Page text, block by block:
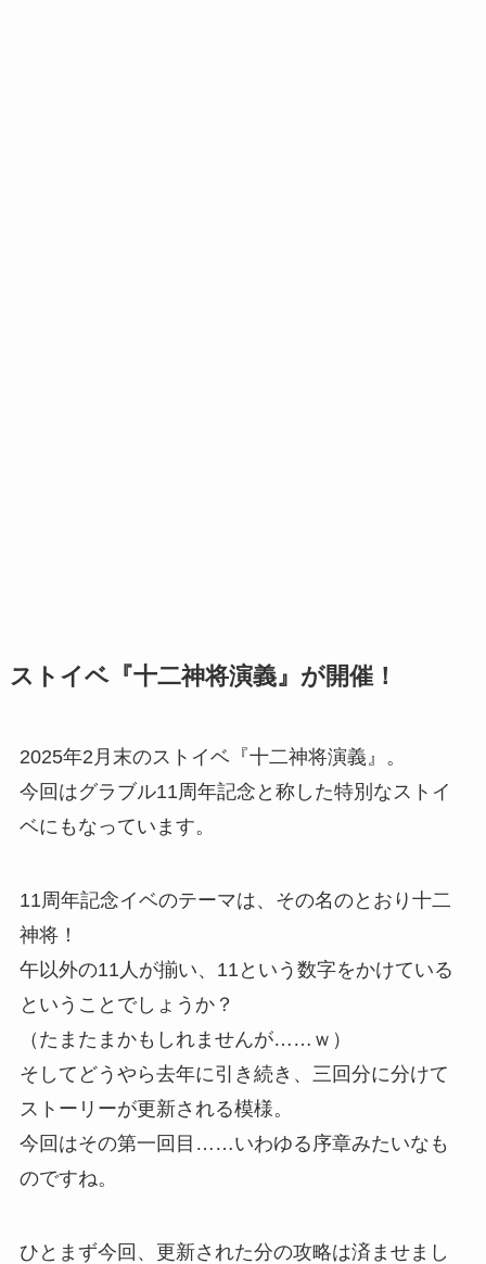
ストイベ『十二神将演義』が開催！
2025年2月末のストイベ『十二神将演義』。
今回はグラブル11周年記念と称した特別なストイ
ベにもなっています。
11周年記念イベのテーマは、その名のとおり十二
神将！
午以外の11人が揃い、11という数字をかけている
ということでしょうか？
（たまたまかもしれませんが……ｗ）
そしてどうやら去年に引き続き、三回分に分けて
ストーリーが更新される模様。
今回はその第一回目……いわゆる序章みたいなも
のですね。
ひとまず今回、更新された分の攻略は済ませまし